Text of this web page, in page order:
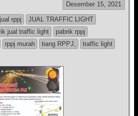
Desember 15, 2021
jual rppj
JUAL TRAFFIC LIGHT
jual traffic light
pabrik rppj
rppj murah tiang RPPJ,
traffic light